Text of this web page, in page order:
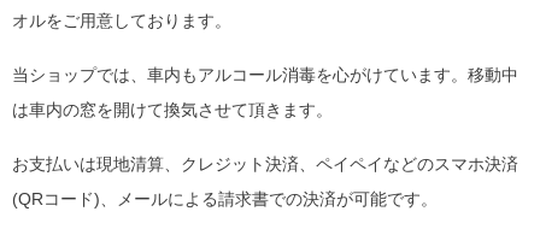
オルをご用意しております。
当ショップでは、車内もアルコール消毒を心がけています。移動中
は車内の窓を開けて換気させて頂きます。
お支払いは現地清算、クレジット決済、ペイペイなどのスマホ決済
(QRコード)、メールによる請求書での決済が可能です。